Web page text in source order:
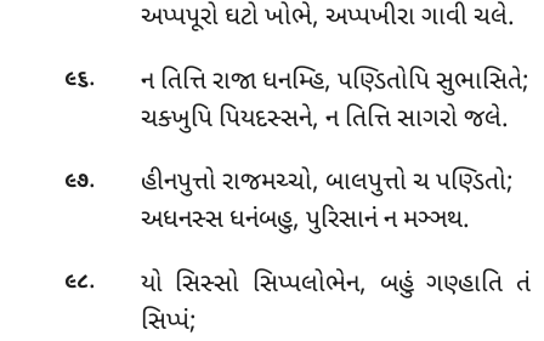
અપ્પપૂરો ઘટો ખોભે, અપ્પખીરા ગાવી ચલે.
૯૬.
ન તિત્તિ રાજા ધનમ્હિ, પણ્ડિતોપિ સુભાસિતે;
ચક્ખુપિ પિયદસ્સને, ન તિત્તિ સાગરો જલે.
૯૭. હીનપુત્તોરાજમચ્ચો, બાલપુત્તો ચ પણ્ડિતો;
અધનસ્સ ધનંબહુ, પુરિસાનં ન મઞ્ઞથ.
૯૮. યો સિસ્સો સિપ્પલોભેન, બહું ગણ્હાતિ તં
સિપ્પં;